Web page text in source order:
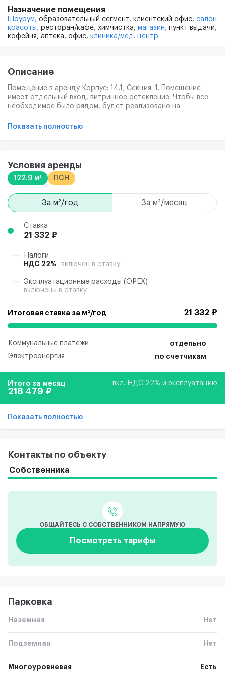
Назначение помещения
Шоурум, образовательный сегмент, клиентский офис, салон
красоты, ресторан/кафе, химчистка, магазин, пункт выдачи,
кофейня, аптека, офис, клиника/мед. центр
Описание
Помещение в аренду Корпус: 14.1; Секция: 1. Помещение
имеет отдельный вход, витринное остекление. Чтобы все
необходимое было рядом, будет реализовано на
станция скорой помощи. Также для жителей откроются
спортом и активных игр — местом, где можно развлекаться
всей семьей.
Показать полностью
Условия аренды
122.9 м² ПСН
за м²/год за м²/месяц
Ставка
21 332 ₽
Налоги
НДС 22%
включен в ставку
Эксплуатационные расходы (ОРЕХ)
включены в ставку
Итоговая ставка за м²/год 21 332 ₽
Коммунальные платежи
отдельно
Электроэнергия
по счетчикам
Итого за месяц вкл. НДС 22% и эксплуатацию
218 479 ₽
Показать полностью
Контакты по объекту
Собственника
ОБЩАЙТЕСЬ С СОБСТВЕННИКОМ НАПРЯМУЮ
Посмотреть тарифы
Парковка
Наземная Нет
Подземная Нет
Многоуровневая Есть